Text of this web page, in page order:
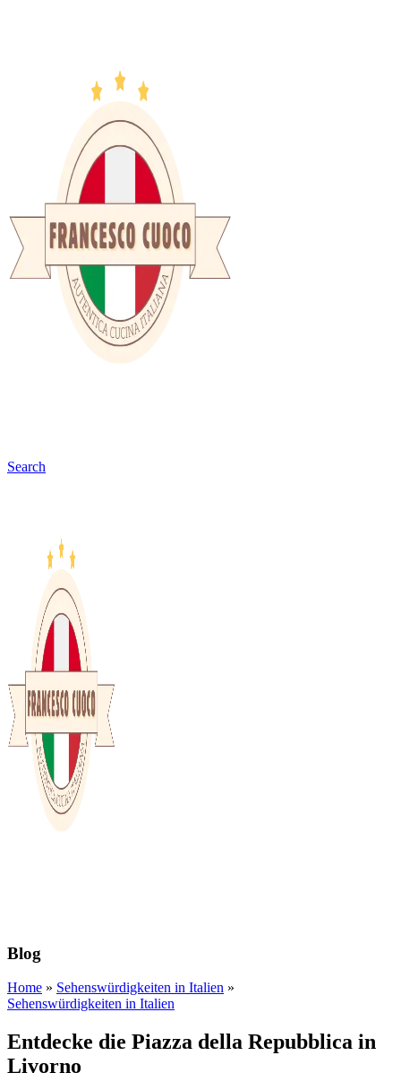
Search
Blog
Home » Sehenswürdigkeiten in Italien »
Sehenswürdigkeiten in Italien
Entdecke die Piazza della Repubblica in
Livorno